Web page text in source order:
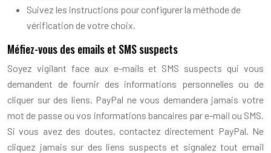
Suivez les instructions pour configurer la méthode de
vérification de votre choix.
Méfiez-vous des emails et SMS suspects
Soyez vigilant face aux e-mails et SMS suspects qui vous
demandent de fournir des informations personnelles ou de
cliquer sur des liens. PayPal ne vous demandera jamais votre
mot de passe ou vos informations bancaires par e-mail ou SMS.
Si vous avez des doutes, contactez directement PayPal. Ne
cliquez jamais sur des liens suspects et signalez tout email